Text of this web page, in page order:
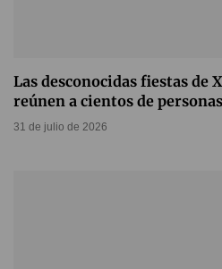
Las desconocidas fiestas de
reúnen a cientos de personas
31 de julio de 2026